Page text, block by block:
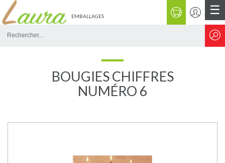
☰
EMBALLAGES
BOUGIES CHIFFRES
NUMÉRO 6